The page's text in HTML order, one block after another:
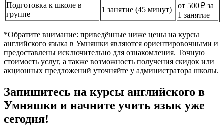
Подготовка к школе в
группе
1 занятие (45 минут)
от 500 ₽ за
1 занятие
*Обратите внимание: приведённые ниже цены на курсы
английского языка в Умняшки являются ориентировочными и
предоставлены исключительно для ознакомления. Точную
стоимость услуг, а также возможность получения скидок или
акционных предложений уточняйте у администратора школы.
Запишитесь на курсы английского в
Умняшки и начните учить язык уже
сегодня!